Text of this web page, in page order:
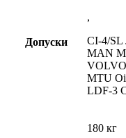
Допуски
,
CI-4/SL
MAN M
MTU
LDF-3
180 кг